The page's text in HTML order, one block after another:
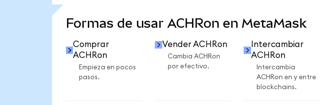
Formas de usar ACHRon en MetaMask
Comprar
ACHRon
Empieza en pocos
pasos.
Vender ACHRon
Cambia ACHRon
por efectivo.
Intercambiar
ACHRon
Intercambia
ACHRon en y entre
blockchains.